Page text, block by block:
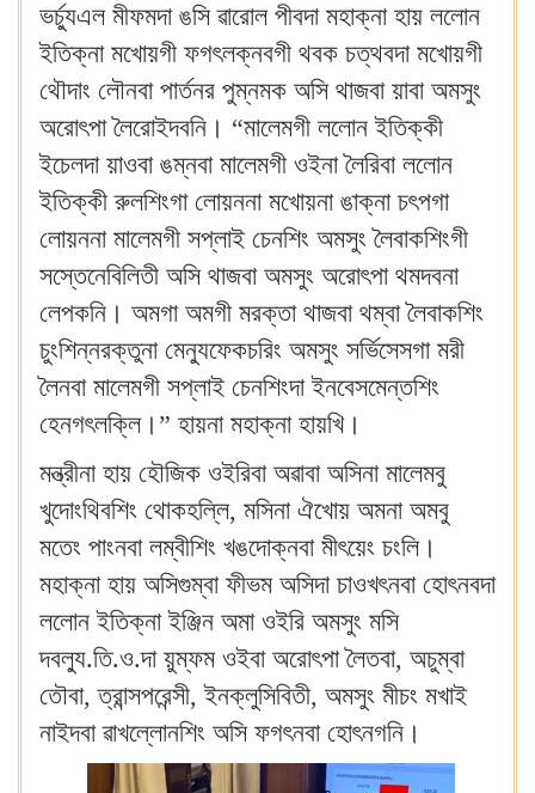
ভর্চ্যুএল মীফমদা ঙসি ৱারোল পীবদা মহাক্না হায় ললোন
ইতিক্না মখোয়গী ফগৎলক্নবগী থবক চত্থবদা মখোয়গী
থৌদাং লৌনবা পার্তনর পুম্নমক অসি থাজবা য়াবা অমসুং
অরোৎপা লৈরোইদবনি। “মালেমগী ললোন ইতিক্কী
ইচেলদা য়াওবা ঙম্নবা মালেমগী ওইনা লৈরিবা ললোন
ইতিক্কী রুলশিংগা লোয়ননা মখোয়না ঙাক্না চৎপগা
লোয়ননা মালেমগী সপ্লাই চেনশিং অমসুং লৈবাকশিংগী
সস্তেনেবিলিতী অসি থাজবা অমসুং অরোৎপা থমদবনা
লেপকনি। অমগা অমগী মরক্তা থাজবা থম্বা লৈবাকশিং
চুংশিন্নরক্তুনা মেন্যুফেকচরিং অমসুং সর্ভিসেসগা মরী
লৈনবা মালেমগী সপ্লাই চেনশিংদা ইনবেসমেন্তশিং
হেনগৎলক্লি।” হায়না মহাক্না হায়খি।
মন্ত্রীনা হায় হৌজিক ওইরিবা অৱাবা অসিনা মালেমবু
খুদোংথিবশিং থোকহল্লি, মসিনা ঐখোয় অমনা অমবু
মতেং পাংনবা লম্বীশিং খঙদোক্নবা মীৎয়েং চংলি।
মহাক্না হায় অসিগুম্বা ফীভম অসিদা চাওখৎনবা হোৎনবদা
ললোন ইতিক্না ইঞ্জিন অমা ওইরি অমসুং মসি
দবল্যু.তি.ও.দা য়ুম্ফম ওইবা অরোৎপা লৈতবা, অচুম্বা
তৌবা, ত্রান্সপরেন্সী, ইনক্লুসিবিতী, অমসুং মীচং মখাই
নাইদবা ৱাখল্লোনশিং অসি ফগৎনবা হোৎনগনি।